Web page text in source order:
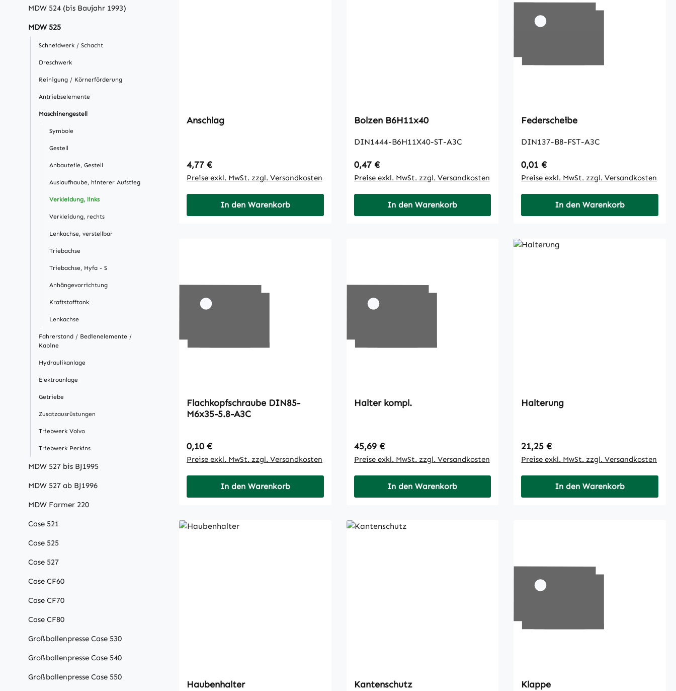
MDW 524 (bis Baujahr 1993)
MDW 525
Schneidwerk / Schacht
Dreschwerk
Reinigung / Körnerförderung
Antriebselemente
Maschinengestell
Symbole
Gestell
Anbauteile, Gestell
Auslaufhaube, hinterer Aufstieg
Verkleidung, links
Verkleidung, rechts
Lenkachse, verstellbar
Triebachse
Triebachse, Hyfa - S
Anhängevorrichtung
Kraftstofftank
Lenkachse
Fahrerstand / Bedienelemente /
Kabine
Hydraulikanlage
Elektroanlage
Getriebe
Zusatzausrüstungen
Triebwerk Volvo
Triebwerk Perkins
MDW 527 bis BJ1995
MDW 527 ab BJ1996
MDW Farmer 220
Case 521
Case 525
Case 527
Case CF60
Case CF70
Case CF80
Großballenpresse Case 530
Großballenpresse Case 540
Großballenpresse Case 550
Anschlag
Regulärer Preis:
4,77 €
Preise exkl. MwSt. zzgl. Versandkosten
In den Warenkorb
Bolzen B6H11x40
DIN1444-B6H11X40-ST-A3C
Regulärer Preis:
0,47 €
Preise exkl. MwSt. zzgl. Versandkosten
In den Warenkorb
Federscheibe
DIN137-B8-FST-A3C
Regulärer Preis:
0,01 €
Preise exkl. MwSt. zzgl. Versandkosten
In den Warenkorb
Flachkopfschraube DIN85-
M6x35-5.8-A3C
Regulärer Preis:
0,10 €
Preise exkl. MwSt. zzgl. Versandkosten
In den Warenkorb
Halter kompl.
Regulärer Preis:
45,69 €
Preise exkl. MwSt. zzgl. Versandkosten
In den Warenkorb
Halterung
Regulärer Preis:
21,25 €
Preise exkl. MwSt. zzgl. Versandkosten
In den Warenkorb
Haubenhalter Kantenschutz Klappe